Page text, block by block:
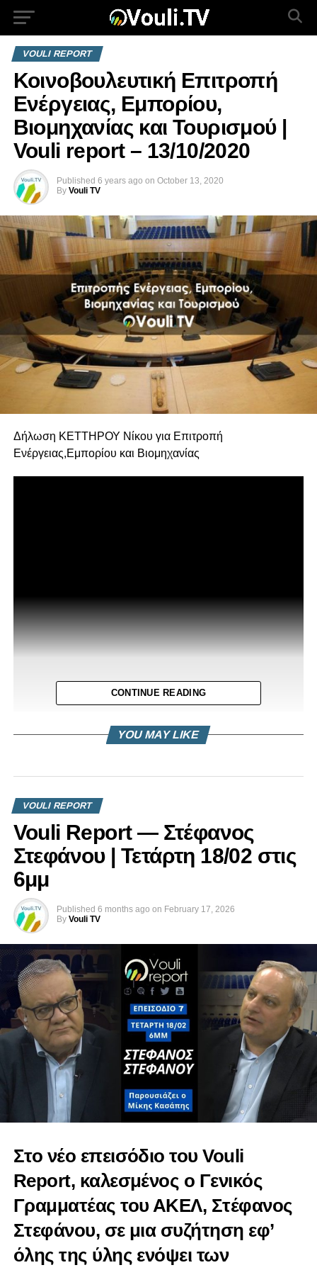
VOULI REPORT
Κοινοβουλευτική Επιτροπή
Ενέργειας, Εμπορίου,
Βιομηχανίας και Τουρισμού |
Vouli report – 13/10/2020
Published 6 years ago on October 13, 2020
By Vouli TV
Δήλωση ΚΕΤΤΗΡΟΥ Νίκου για Επιτροπή
Ενέργειας,Εμπορίου και Βιομηχανίας
Δήλωση Ανδρέα Κυπριανού για Επιτροπή Ενέργειας
Εμπορίου και Βιομηχανίας
Δήλωση Μιχάλη Σοφοκλέους για Επιτροπή Εμπορίου
,Εμπορίου και Βιομηχανίας
CONTINUE READING
YOU MAY LIKE
VOULI REPORT
Vouli Report — Στέφανος
Στεφάνου | Τετάρτη 18/02 στις
6μμ
Published 6 months ago on February 17, 2026
By Vouli TV
Στο νέο επεισόδιο του Vouli
Report, καλεσμένος ο Γενικός
Γραμματέας του ΑΚΕΛ, Στέφανος
Στεφάνου, σε μια συζήτηση εφ’
όλης της ύλης ενόψει των